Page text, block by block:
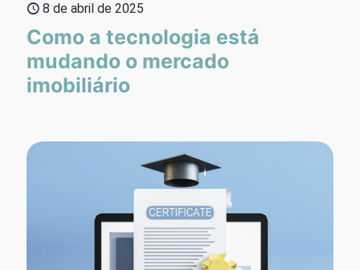
8 de abril de 2025
Como a tecnologia está
mudando o mercado
imobiliário